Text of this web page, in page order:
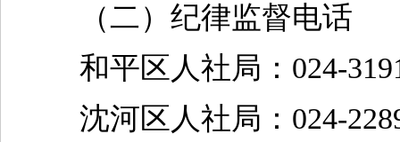
（二）纪律监督电话
和平区人社局：024-
沈河区人社局：024-